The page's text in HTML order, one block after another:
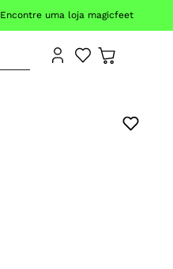
Encontre uma loja magicfeet